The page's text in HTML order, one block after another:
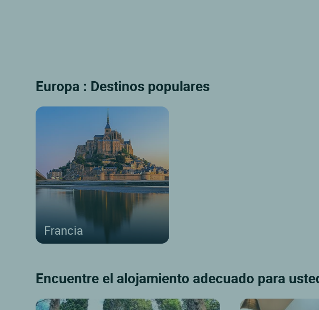
Europa : Destinos populares
Francia
Encuentre el alojamiento adecuado para